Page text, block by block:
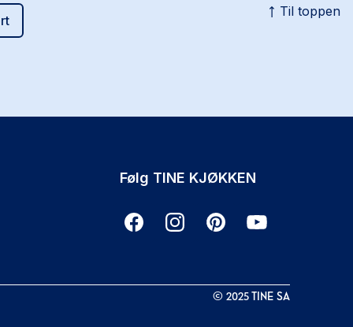
Til toppen
Følg TINE KJØKKEN
©2025TINE SA